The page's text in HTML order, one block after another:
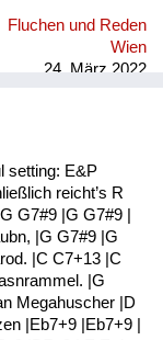
Fluchen und Reden
Wien
24. März 2022
setting: E&P
reicht’s R
G7#9 |G G7#9 |
|G G7#9 |G
|C C7+13 |C
|G
Megahuscher |D
|Eb7+9 |Eb7+9 |